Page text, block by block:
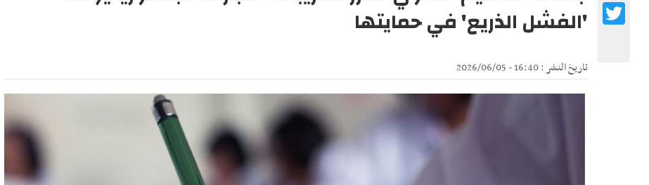
'الفشل الذريع' في حمايتها
تاريخ النشر : 16:40 - 2026/06/05
Twitter